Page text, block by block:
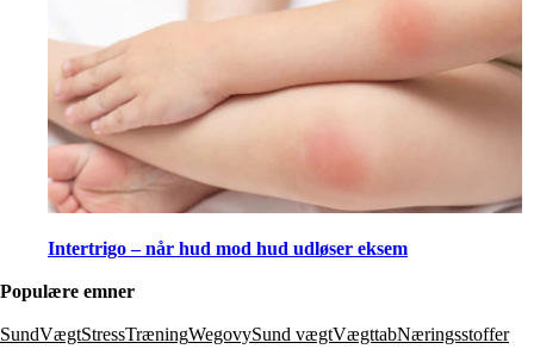
Intertrigo – når hud mod hud udløser eksem
Populære emner
SundVægtStressTræningWegovySund vægtVægttabNæringsstoffer